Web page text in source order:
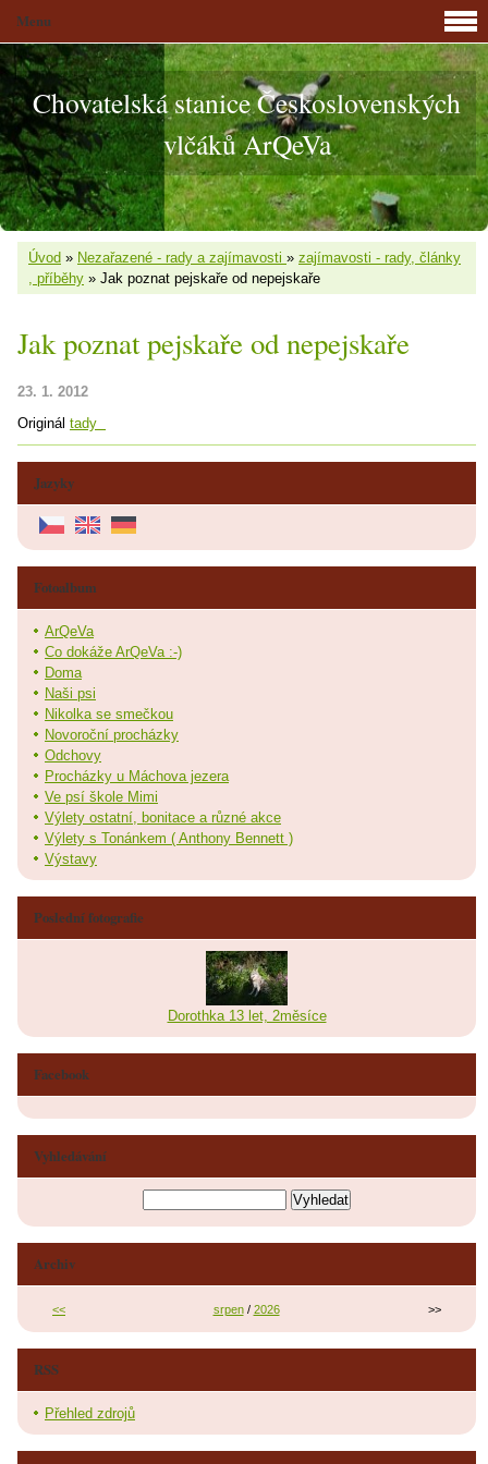
Chovatelská stanice Československých
vlčáků ArQeVa
Úvod » Nezařazené - rady a zajímavosti » zajímavosti - rady, články
, příběhy » Jak poznat pejskaře od nepejskaře
Jak poznat pejskaře od nepejskaře
23. 1. 2012
Originál tady
Jazyky
Menu
Fotoalbum
ArQeVa
Co dokáže ArQeVa :-)
Doma
Naši psi
Nikolka se smečkou
Novoroční procházky
Odchovy
Procházky u Máchova jezera
Ve psí škole Mimi
Výlety ostatní, bonitace a různé akce
Výlety s Tonánkem ( Anthony Bennett )
Výstavy
Poslední fotografie
Dorothka 13 let, 2měsíce
Facebook
Vyhledávání
Archiv
<< srpen/ 2026 >>
RSS
Přehled zdrojů